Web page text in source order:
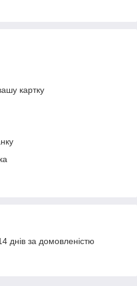
картку
днів за домовленістю